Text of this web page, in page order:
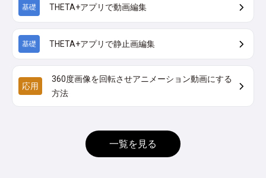
基礎 THETA+アプリで動画編集
基礎 THETA+アプリで静止画編集
応用
360度画像を回転させアニメーション動画にする
方法
一覧を見る